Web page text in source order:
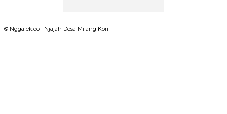
© Nggalek.co | Njajah Desa Milang Kori